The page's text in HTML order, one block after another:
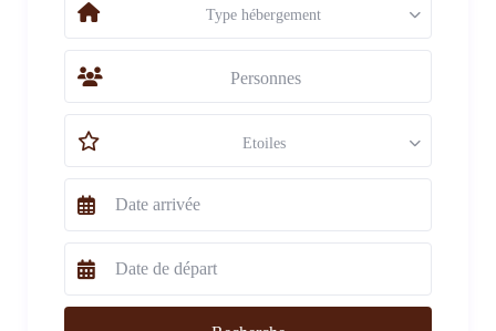
Type hébergement
Personnes
Etoiles